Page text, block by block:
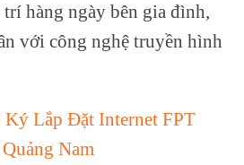
hàng ngày bên gia đình,
với công nghệ truyền hình
Ký Lắp Đặt Internet FPT
Nam